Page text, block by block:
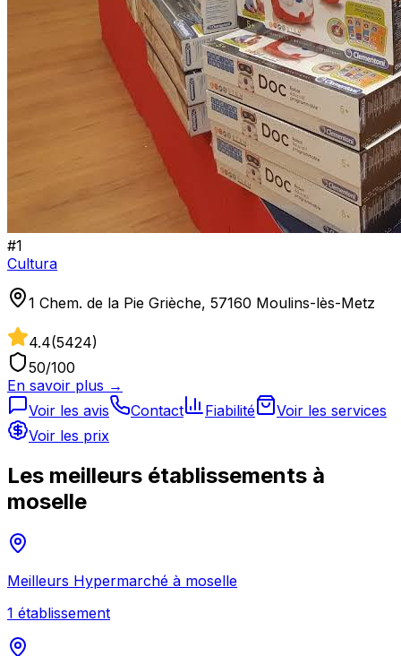
#1
Cultura
1 Chem. de la Pie Grièche, 57160 Moulins-lès-Metz
4.4(5424)
50/100
En savoir plus →
Voir les avis
Contact Fiabilité
Voir les services
Voir les prix
Les meilleurs établissements à
moselle
Meilleurs Hypermarché à moselle
1 établissement